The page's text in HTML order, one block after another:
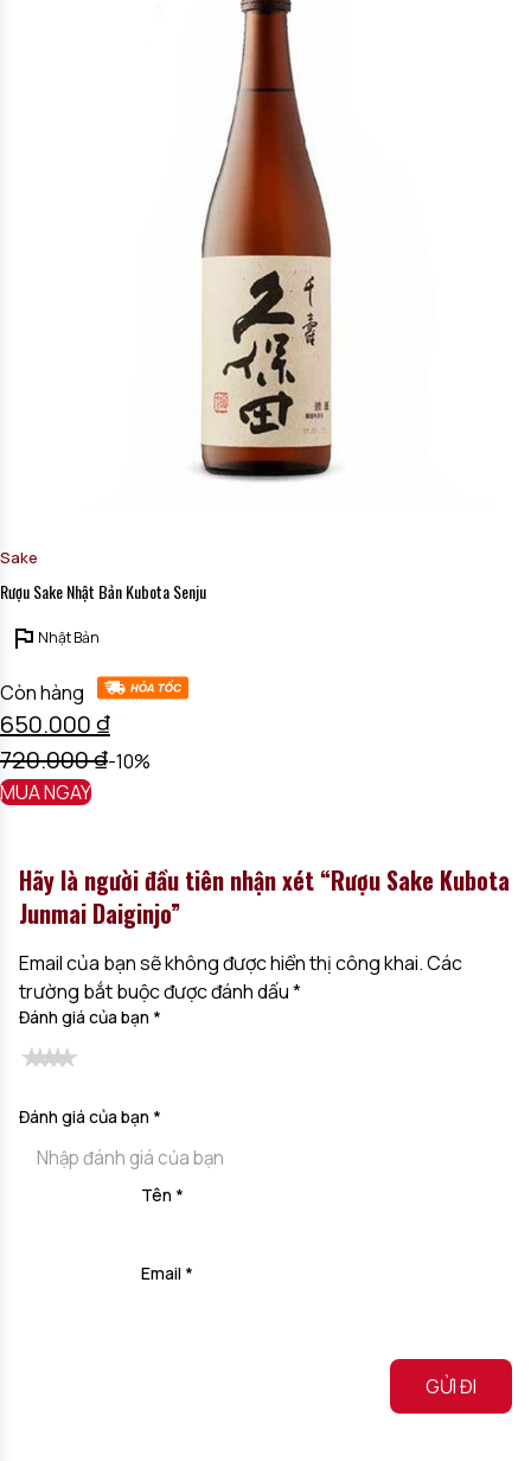
Sake
Rượu Sake Nhật Bản Kubota Senju
Nhật Bản
Còn hàng
650.000₫
720.000₫-10%
MUA NGAY
Hãy là người đầu tiên nhận xét “Rượu Sake Kubota
Junmai Daiginjo”
Email của bạn sẽ không được hiển thị công khai.Các
trường bắt buộc được đánh dấu*
Đánh giá của bạn *
Đánh giá của bạn *
Tên *
Email *